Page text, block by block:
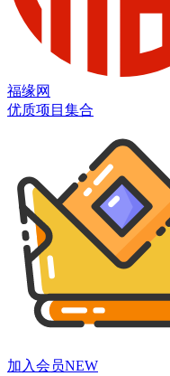
福缘网
优质项目集合
加入会员NEW